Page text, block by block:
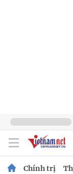
Chính trị